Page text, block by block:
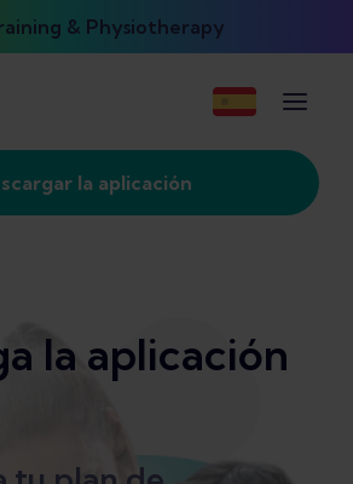
& Physiotherapy
la aplicación
la aplicación